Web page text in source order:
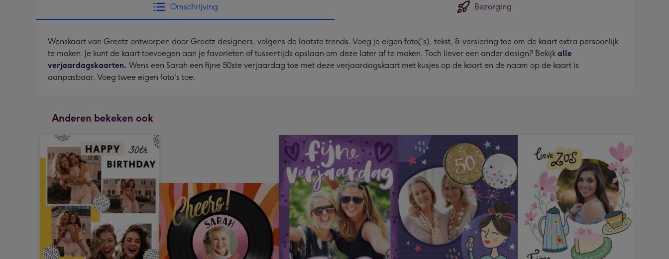
Omschrijving Bezorging
Wenskaart van Greetz ontworpen door Greetz designers, volgens de laatste trends. Voeg je eigen foto('s), tekst, & versiering toe om de kaart extra persoonlijk
te maken. Je kunt de kaart toevoegen aan je favorieten of tussentijds opslaan om deze later af te maken. Toch liever een ander design? Bekijk alle
verjaardagskaarten. Wens een Sarah een fijne 50ste verjaardag toe met deze verjaardagskaart met kusjes op de kaart en de naam op de kaart is
aanpasbaar. Voeg twee eigen foto's toe.
Anderen bekeken ook